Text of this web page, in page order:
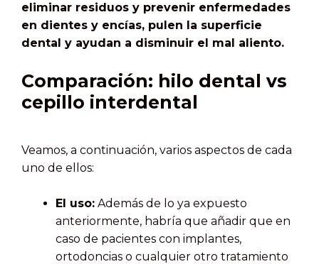
eliminar residuos y prevenir enfermedades
en dientes y encías, pulen la superficie
dental y ayudan a disminuir el mal aliento.
Comparación: hilo dental vs
cepillo interdental
Veamos, a continuación, varios aspectos de cada
uno de ellos:
El uso: Además de lo ya expuesto
anteriormente, habría que añadir que en
caso de pacientes con implantes,
ortodoncias o cualquier otro tratamiento